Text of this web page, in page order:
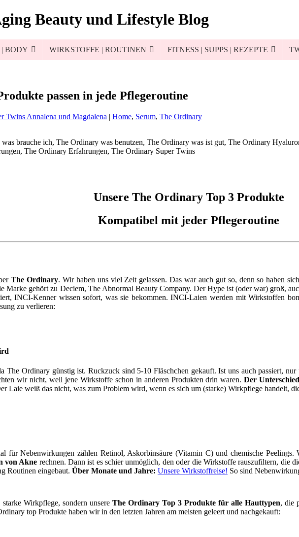
Beauty und Lifestyle Blog
BODY WIRKSTOFFE | ROUTINEN FITNESS | SUPPS | REZEPTE
passen in jede Pflegeroutine
Twins Annalena und Magdalena | Home, Serum, The Ordinary
Unsere The Ordinary Top 3 Produkte
Kompatibel mit jeder Pflegeroutine
The Ordinary. Wir haben uns viel Zeit gelassen. Das war auch gut so, denn so haben
gehört zu Deciem, The Abnormal Beauty Company. Der Hype ist (oder war) groß,
INCI-Kenner wissen sofort, was sie bekommen. INCI-Laien werden mit Wirkstoffen
zu verlieren:
Ordinary günstig ist. Ruckzuck sind 5-10 Fläschchen gekauft. Ist uns auch passiert,
wir nicht, weil jene Wirkstoffe schon in anderen Produkten drin waren.Der
Laie weiß das nicht, was zum Problem wird, wenn es sich um (starke) Wirkpflege handelt,
für Nebenwirkungen zählen Retinol, Askorbinsäure (Vitamin C) und chemische
von Akne rechnen. Dann ist es schier unmöglich, den oder die Wirkstoffe rauszufiltern, die
Routinen eingebaut. Über Monate und Jahre: Unsere Wirkstoffreise! So sind
Wirkpflege, sondern unsere The Ordinary Top 3 Produkte für alle Hauttypen, die
top Produkte haben wir in den letzten Jahren am meisten geleert und nachgekauft: